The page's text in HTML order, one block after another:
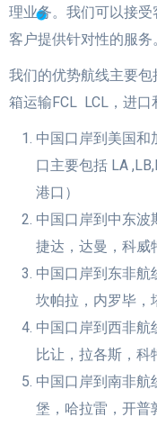
理业务。我们可以接
客户提供针对性的服务
我们的优势航线主要
箱运输FCL LCL，进口
中国口岸到美国和
口主要包括 LA
港口）
中国口岸到中东波
捷达，达曼，科威
中国口岸到东非航
坎帕拉，内罗毕，
中国口岸到西非航
比让，拉各斯，科
中国口岸到南非航
堡，哈拉雷，开普